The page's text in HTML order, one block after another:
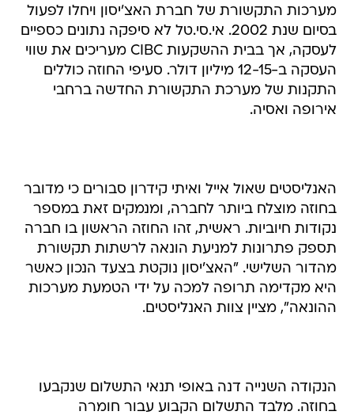
מערכות התקשורת של חברת האצ'יסון ויחלו לפעול
בסיום שנת 2002. אי.סי.טל לא סיפקה נתונים כספיים
לעסקה, אך בבית ההשקעות CIBC מעריכים את שווי
העסקה ב-12-15 מיליון דולר. סעיפי החוזה כוללים
התקנות של מערכת התקשורת החדשה ברחבי
אירופה ואסיה.
האנליסטים שאול אייל ואיתי קידרון סבורים כי מדובר
בחוזה מוצלח ביותר לחברה, ומנמקים זאת במספר
נקודות חיוביות. ראשית, זהו החוזה הראשון בו חברה
תספק פתרונות למניעת הונאה לרשתות תקשורת
מהדור השלישי. "האצ'יסון נוקטת בצעד הנכון כאשר
היא מקדימה תרופה למכה על ידי הטמעת מערכות
ההונאה", מציין צוות האנליסטים.
הנקודה השנייה דנה באופי תנאי התשלום שנקבעו
בחוזה. מלבד התשלום הקבוע עבור חומרה